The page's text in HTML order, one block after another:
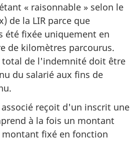
« raisonnable » selon le
de la LIR parce que
été fixée uniquement en
de kilomètres parcourus.
total de l'indemnité doit être
du salarié aux fins de
reçoit d'un inscrit une
à la fois un montant
fixé en fonction